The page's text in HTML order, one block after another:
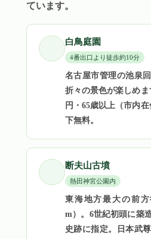
ています。
白鳥庭園
4番出口より徒歩約10分
名古屋市管理の池泉
折々の景色が楽しめ
円・65歳以上（市内
下無料。
断夫山古墳
熱田神宮公園内
東海地方最大の前
m）。6世紀初頭に築
史跡に指定。日本武